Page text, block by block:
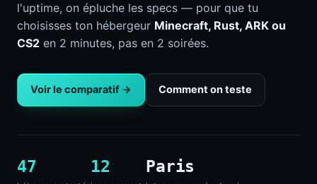
l'uptime, on épluche les specs — pour que tu
choisisses ton hébergeur Minecraft, Rust, ARK ou
CS2 en 2 minutes, pas en 2 soirées.
Voir le comparatif → Comment on teste
47 12 Paris